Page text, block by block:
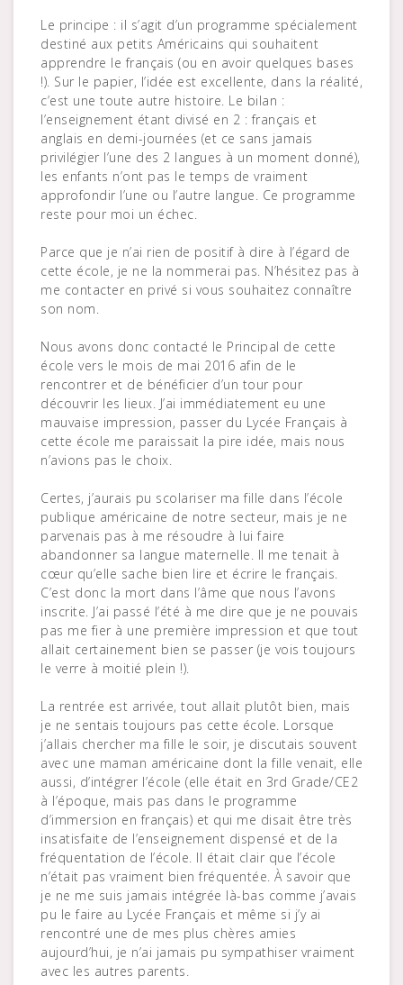
Le principe : il s’agit d’un programme spécialement
destiné aux petits Américains qui souhaitent
apprendre le français (ou en avoir quelques bases
!). Sur le papier, l’idée est excellente, dans la réalité,
c’est une toute autre histoire. Le bilan :
l’enseignement étant divisé en 2 : français et
anglais en demi-journées (et ce sans jamais
privilégier l’une des 2 langues à un moment donné),
les enfants n’ont pas le temps de vraiment
approfondir l’une ou l’autre langue. Ce programme
reste pour moi un échec.
Parce que je n’ai rien de positif à dire à l’égard de
cette école, je ne la nommerai pas. N’hésitez pas à
me contacter en privé si vous souhaitez connaître
son nom.
Nous avons donc contacté le Principal de cette
école vers le mois de mai 2016 afin de le
rencontrer et de bénéficier d’un tour pour
découvrir les lieux. J’ai immédiatement eu une
mauvaise impression, passer du Lycée Français à
cette école me paraissait la pire idée, mais nous
n’avions pas le choix.
Certes, j’aurais pu scolariser ma fille dans l’école
publique américaine de notre secteur, mais je ne
parvenais pas à me résoudre à lui faire
abandonner sa langue maternelle. Il me tenait à
cœur qu’elle sache bien lire et écrire le français.
C’est donc la mort dans l’âme que nous l’avons
inscrite. J’ai passé l’été à me dire que je ne pouvais
pas me fier à une première impression et que tout
allait certainement bien se passer (je vois toujours
le verre à moitié plein !).
La rentrée est arrivée, tout allait plutôt bien, mais
je ne sentais toujours pas cette école. Lorsque
j’allais chercher ma fille le soir, je discutais souvent
avec une maman américaine dont la fille venait, elle
aussi, d’intégrer l’école (elle était en 3rd Grade/CE2
à l’époque, mais pas dans le programme
d’immersion en français) et qui me disait être très
insatisfaite de l’enseignement dispensé et de la
fréquentation de l’école. Il était clair que l’école
n’était pas vraiment bien fréquentée. À savoir que
je ne me suis jamais intégrée là-bas comme j’avais
pu le faire au Lycée Français et même si j’y ai
rencontré une de mes plus chères amies
aujourd’hui, je n’ai jamais pu sympathiser vraiment
avec les autres parents.